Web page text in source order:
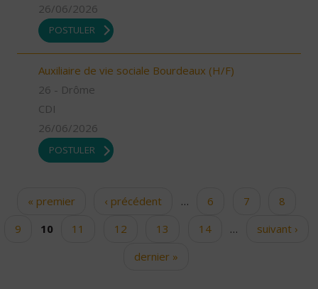
26/06/2026
POSTULER
Auxiliaire de vie sociale Bourdeaux (H/F)
26 - Drôme
CDI
26/06/2026
POSTULER
Pages« premier ‹ précédent … 6 7
8
9
10 11 12 13 14 …
suivant ›
dernier »